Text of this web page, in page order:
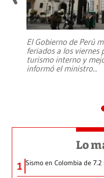
El Gobierno de Perú
feriados a los viernes
turismo interno y
informó el ministro...
Lo
1 Sismo en Colombia de